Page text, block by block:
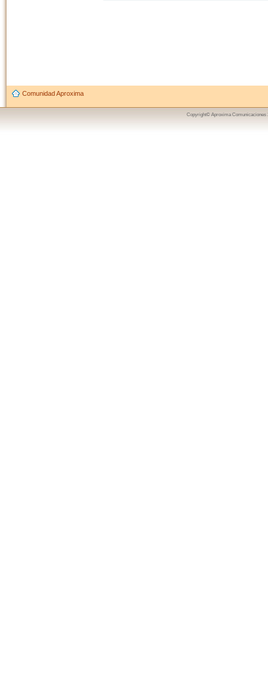
Comunidad Aproxima
Copyright© Aproxima Comunicaciones